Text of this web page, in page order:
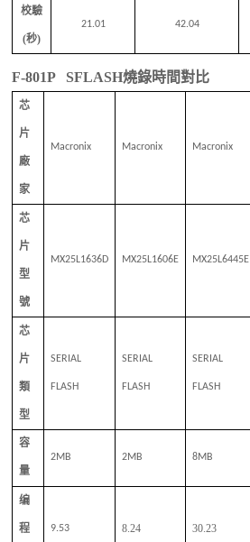
校驗
(秒)
21.01 42.04
F-801P SFLASH燒錄時間對比
芯
片
廠
家
Macronix Macronix Macronix
芯
片
型
號
MX25L1636D MX25L1606E MX25L6445E
芯
片
類
型
SERIAL
FLASH
SERIAL
FLASH
SERIAL
FLASH
容
量
2MB 2MB 8MB
编
程 9.53 8.24 30.23